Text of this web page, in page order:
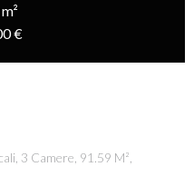
€
3 Camere, 91.59 M²,